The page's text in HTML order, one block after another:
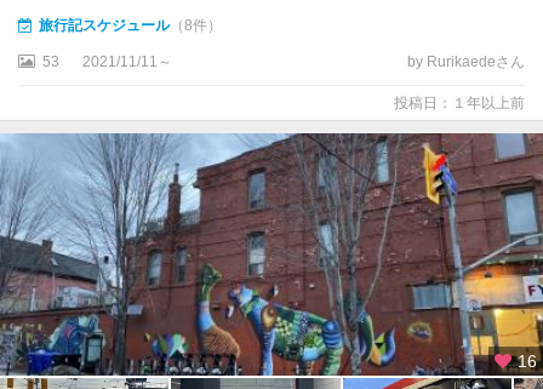
ー
ォ
タ
ル
ー
キ
ャ
ッ
ス
ル
ガ
旅行記スケジュール（8件）
53 2021/11/11～ by Rurikaedeさん
投稿日：１年以上前
16